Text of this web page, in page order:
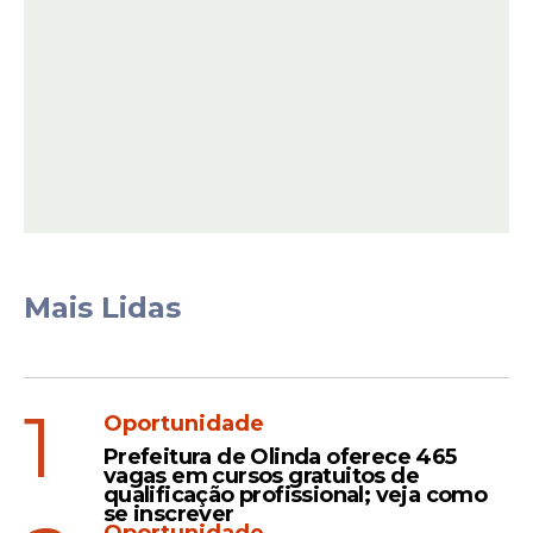
composta por quatro fases. A primeira
etapa envolve inscrição e classificação com
segunda fase consiste na comprovação
documental, com caráter eliminatório.
Leia Também
Mais Lidas
1
Oportunidade
Prefeitura de Olinda oferece 465
vagas em cursos gratuitos de
qualificação profissional; veja como
se inscrever